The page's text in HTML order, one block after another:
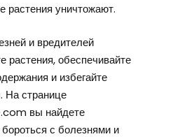
растения уничтожают.
и вредителей
растения, обеспечивайте
и избегайте
На странице
вы найдете
с болезнями и